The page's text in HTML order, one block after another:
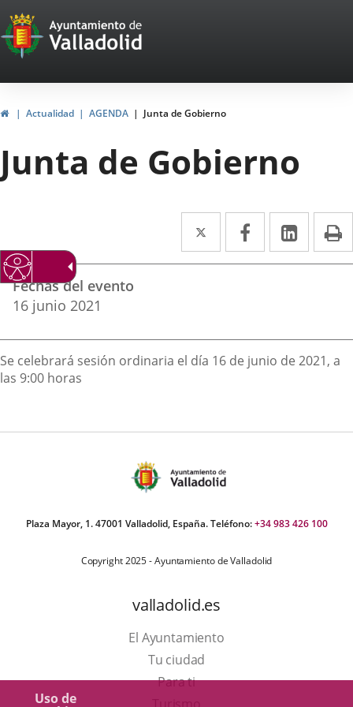
Uso de
Portal
Web
del
Ayuntamiento
de
Valladolid
InicioActualidad AGENDA Junta de Gobierno
Junta de Gobierno
Twitter
Enlace
a
externa.
Facebook
Enlace
a
externa.
Enlace
a
Datos
del
evento
Fechas del evento
16 junio 2021
Contenido
Se celebrará sesión ordinaria el día 16 de junio de 2021, a
las 9:00 horas
Plaza Mayor, 1. 47001 Valladolid, España. Teléfono:+34 983 426 100
Copyright 2025 - Ayuntamiento de Valladolid
valladolid.es
El Ayuntamiento
Tu ciudad
Para ti